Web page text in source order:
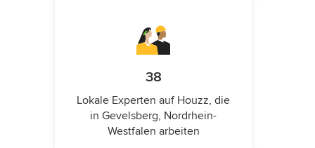
38
Lokale Experten auf Houzz, die
in Gevelsberg, Nordrhein-
Westfalen arbeiten